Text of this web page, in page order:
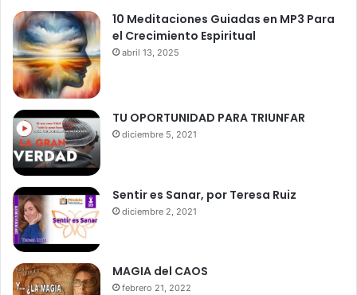
10 Meditaciones Guiadas en MP3 Para
el Crecimiento Espiritual
abril 13, 2025
TU OPORTUNIDAD PARA TRIUNFAR
diciembre 5, 2021
Sentir es Sanar, por Teresa Ruiz
diciembre 2, 2021
MAGIA del CAOS
febrero 21, 2022